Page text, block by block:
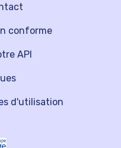
API
conforme
d'utilisation